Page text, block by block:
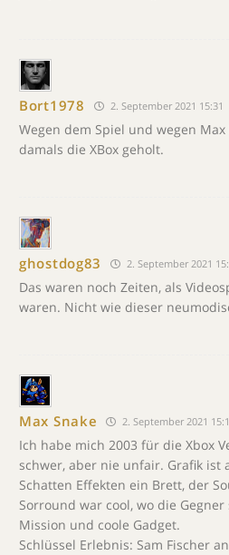
Bort1978 2. September 2021 15:31
Wegen dem Spiel und wegen
damals die XBox geholt.
ghostdog83 2. September 2021
Das waren noch Zeiten, als
waren. Nicht wie dieser
Max Snake 2. September 2021
Ich habe mich 2003 für die Xbox
schwer, aber nie unfair. Grafik ist
Schatten Effekten ein Brett, der
Sorround war cool, wo die
Mission und coole Gadget.
Schlüssel Erlebnis: Sam Fischer